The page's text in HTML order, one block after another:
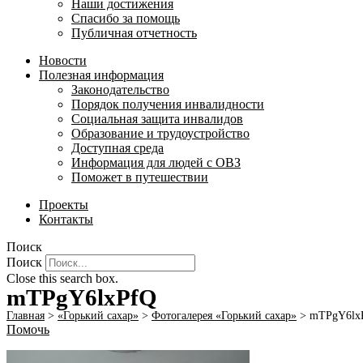
Наши достижения
Спасибо за помощь
Публичная отчетность
Новости
Полезная информация
Законодательство
Порядок получения инвалидности
Социальная защита инвалидов
Образование и трудоустройство
Доступная среда
Информация для людей с ОВЗ
Поможет в путешествии
Проекты
Контакты
Поиск
Поиск
Close this search box.
mTPgY6lxPfQ
Главная > «Горький сахар» > Фотогалерея «Горький сахар» >
Помочь